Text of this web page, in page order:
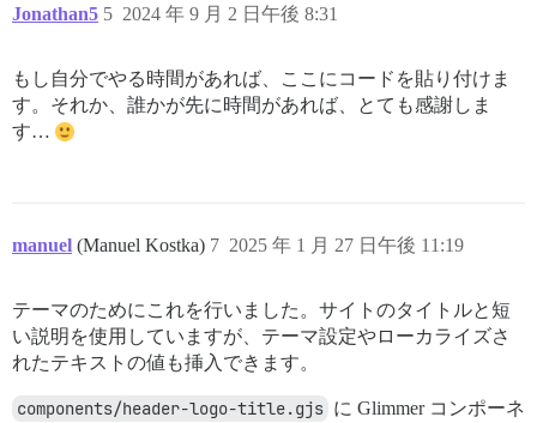
Jonathan5 2024 年 9 月 2 日午後 8:31
5
もし自分でやる時間があれば、ここにコードを貼り付けま
す。それか、誰かが先に時間があれば、とても感謝しま
す…
manuel (Manuel Kostka) 2025 年 1 月 27 日午後 11:19
7
テーマのためにこれを行いました。サイトのタイトルと短
い説明を使用していますが、テーマ設定やローカライズさ
れたテキストの値も挿入できます。
components/header-logo-title.gjs に Glimmer コンポーネ